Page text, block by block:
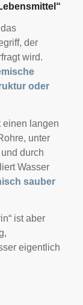
der
wird.
oder
einen langen
unter
durch
Wasser
sauber
ist aber
eigentlich